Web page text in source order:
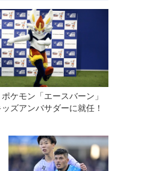
ポケモン「エースバーン」
ズアンバサダーに就任！